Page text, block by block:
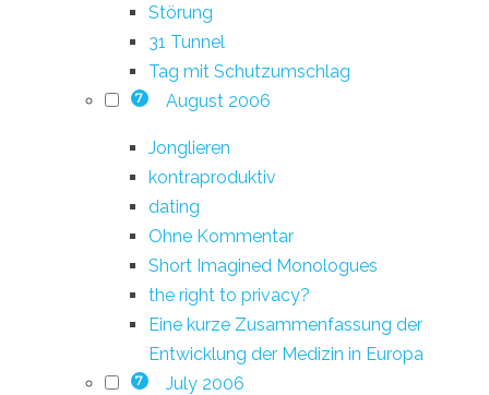
Störung
31 Tunnel
Tag mit Schutzumschlag
7 August 2006
Jonglieren
kontraproduktiv
dating
Ohne Kommentar
Short Imagined Monologues
the right to privacy?
Eine kurze Zusammenfassung der
Entwicklung der Medizin in Europa
7 July 2006